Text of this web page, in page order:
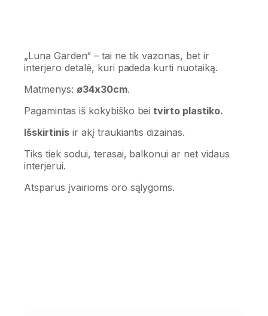
„Luna Garden“ – tai ne tik vazonas, bet ir
interjero detalė, kuri padeda kurti nuotaiką.
Matmenys: ø34x30cm.
Pagamintas iš kokybiško beitvirto plastiko.
Išskirtinisir akį traukiantis dizainas.
Tiks tiek sodui, terasai, balkonui ar net vidaus
interjerui.
Atsparus įvairioms oro sąlygoms.